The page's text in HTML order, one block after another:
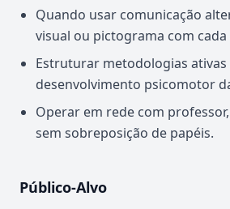
Quando usar comunicação
visual ou pictograma com cada
Estruturar metodologias ativas
desenvolvimento psicomotor
Operar em rede com
sem sobreposição de papéis.
Público-Alvo